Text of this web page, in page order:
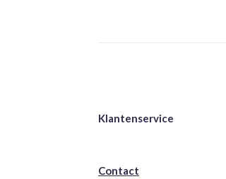
Klantenservice
Contact